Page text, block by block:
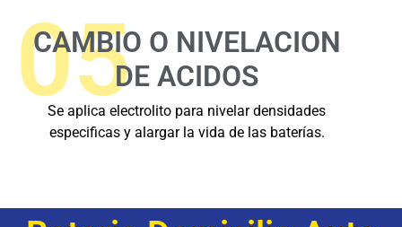
05
CAMBIO O NIVELACION
DE ACIDOS
Se aplica electrolito para nivelar densidades
especificas y alargar la vida de las baterías.